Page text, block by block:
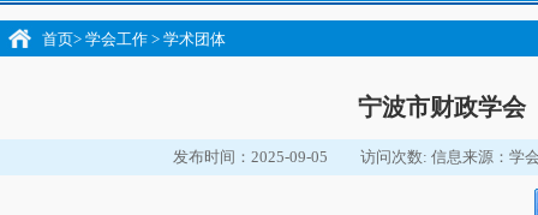
首页> 学会工作 > 学术团体
宁波市财政学会
发布时间：2025-09-05 访问次数: 信息来源：学